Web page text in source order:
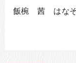
飯椀 茜 はな